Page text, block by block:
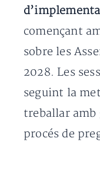
començant
sobre les
2028. Les
seguint la
treballar amb
procés de